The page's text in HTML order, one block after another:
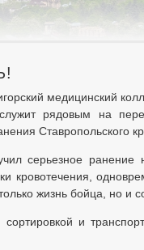
медицинский
рядовым на
Ставропольского
серьезное
кровотечения,
жизнь бойца, но и
сортировкой и